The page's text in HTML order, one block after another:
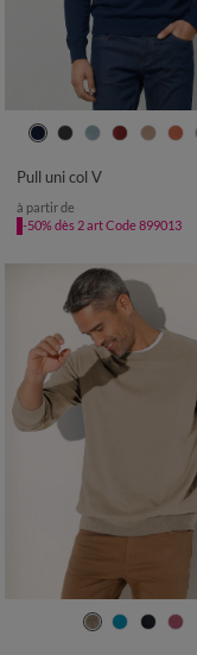
S M L XL XXL 3XL
Pull uni col V
à partir de
-50% dès 2 art Code 899013
L XL XXL 3XL